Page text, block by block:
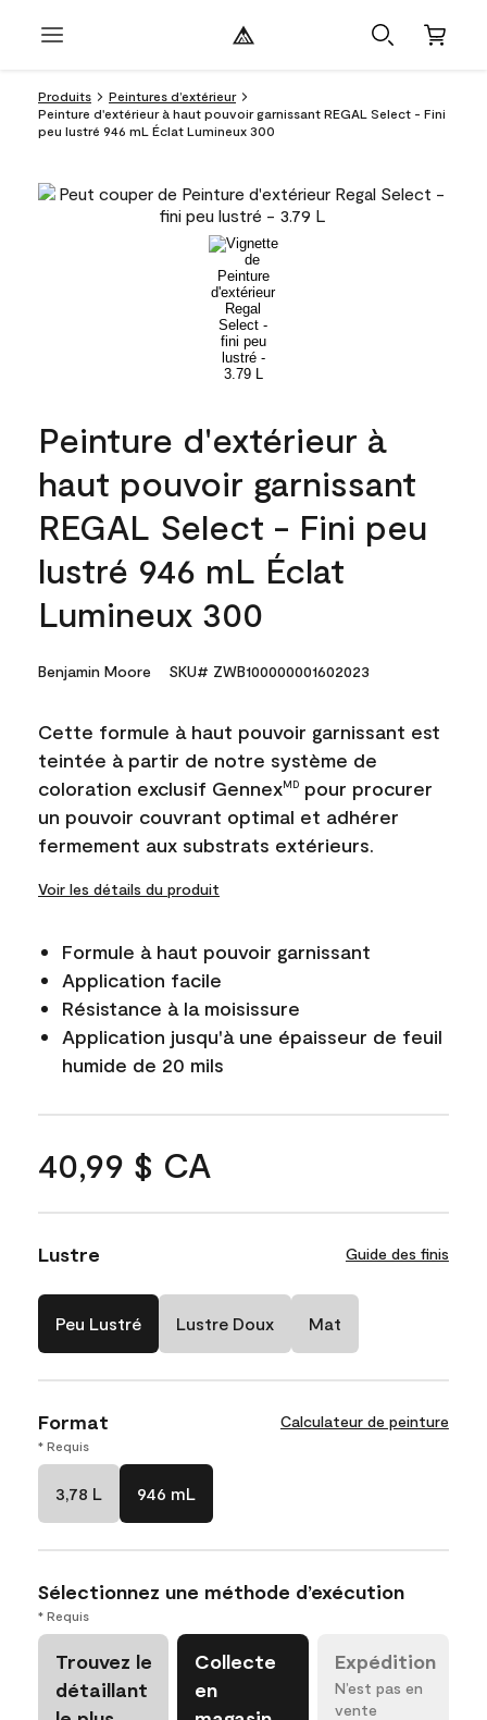
Produits
Peintures d’extérieur
Peinture d'extérieur à haut pouvoir garnissant REGAL Select - Fini
peu lustré 946 mL Éclat Lumineux 300
Peinture d'extérieur à
haut pouvoir garnissant
REGAL Select - Fini peu
lustré 946 mL Éclat
Lumineux 300
Benjamin Moore SKU# ZWB100000001602023
Cette formule à haut pouvoir garnissant est
teintée à partir de notre système de
coloration exclusif GennexMD pour procurer
un pouvoir couvrant optimal et adhérer
fermement aux substrats extérieurs.
Voir les détails du produit
Formule à haut pouvoir garnissant
Application facile
Résistance à la moisissure
Application jusqu'à une épaisseur de feuil
humide de 20 mils
40,99 $ CA
Lustre Guide des finis
Peu Lustré Lustre Doux Mat
Format Calculateur de peinture
* Requis
3,78 L 946 mL
Sélectionnez une méthode d’exécution
* Requis
Trouvez le
détaillant
Collecte
en
Expédition
N’est pas en
vente